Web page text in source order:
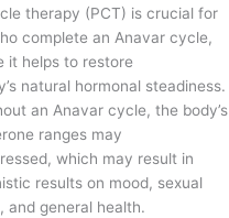
therapy (PCT) is crucial for
complete an Anavar cycle,
it helps to restore
natural hormonal steadiness.
an Anavar cycle, the body’s
ranges may
which may result in
results on mood, sexual
and general health.